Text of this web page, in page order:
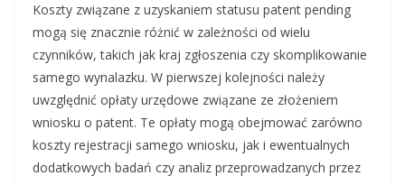
Koszty związane z uzyskaniem statusu patent pending
mogą się znacznie różnić w zależności od wielu
czynników, takich jak kraj zgłoszenia czy skomplikowanie
samego wynalazku. W pierwszej kolejności należy
uwzględnić opłaty urzędowe związane ze złożeniem
wniosku o patent. Te opłaty mogą obejmować zarówno
koszty rejestracji samego wniosku, jak i ewentualnych
dodatkowych badań czy analiz przeprowadzanych przez